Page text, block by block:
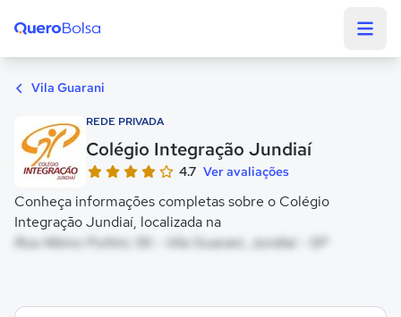
Vila Guarani
REDE PRIVADA
Colégio Integração Jundiaí
4.7 Ver avaliações
Conheça informações completas sobre o Colégio
Integração Jundiaí, localizada na
Rua Albino Puttini, 56 - Vila Guarani, Jundiaí - SP